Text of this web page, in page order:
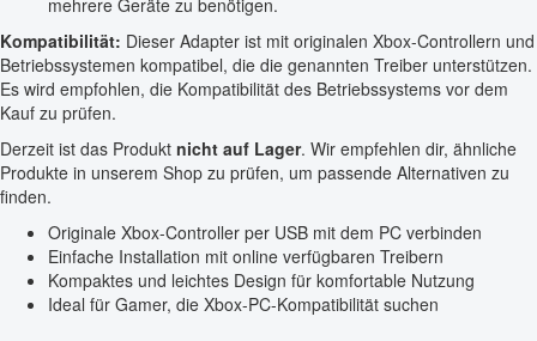
mehrere Geräte zu benötigen.
Kompatibilität: Dieser Adapter ist mit originalen Xbox-Controllern und
Betriebssystemen kompatibel, die die genannten Treiber unterstützen.
Es wird empfohlen, die Kompatibilität des Betriebssystems vor dem
Kauf zu prüfen.
Derzeit ist das Produkt nicht auf Lager. Wir empfehlen dir, ähnliche
Produkte in unserem Shop zu prüfen, um passende Alternativen zu
finden.
Originale Xbox-Controller per USB mit dem PC verbinden
Einfache Installation mit online verfügbaren Treibern
Kompaktes und leichtes Design für komfortable Nutzung
Ideal für Gamer, die Xbox-PC-Kompatibilität suchen